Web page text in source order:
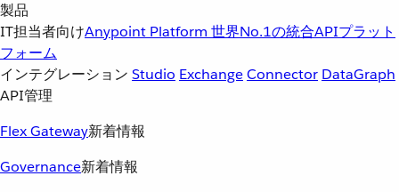
製品
IT担当者向けAnypoint Platform 世界No.1の統合APIプラット
フォーム
インテグレーション Studio ExchangeConnector DataGraph
API管理
Flex Gateway新着情報
Governance新着情報